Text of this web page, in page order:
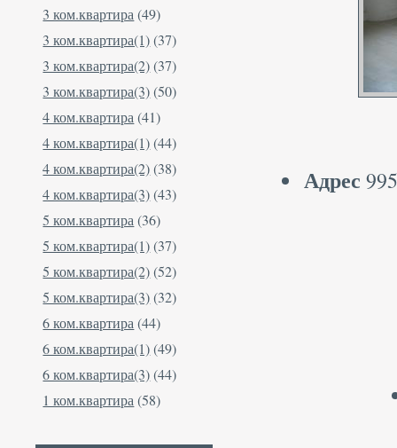
3 ком.квартира (49)
3 ком.квартира(1)(37)
3 ком.квартира(2)(37)
3 ком.квартира(3)(50)
4 ком.квартира (41)
4 ком.квартира(1)(44)
4 ком.квартира(2)(38)
4 ком.квартира(3)(43)
5 ком.квартира (36)
5 ком.квартира(1)(37)
5 ком.квартира(2)(52)
5 ком.квартира(3)(32)
6 ком.квартира (44)
6 ком.квартира(1)(49)
6 ком.квартира(3)(44)
1 ком.квартира (58)
Адрес